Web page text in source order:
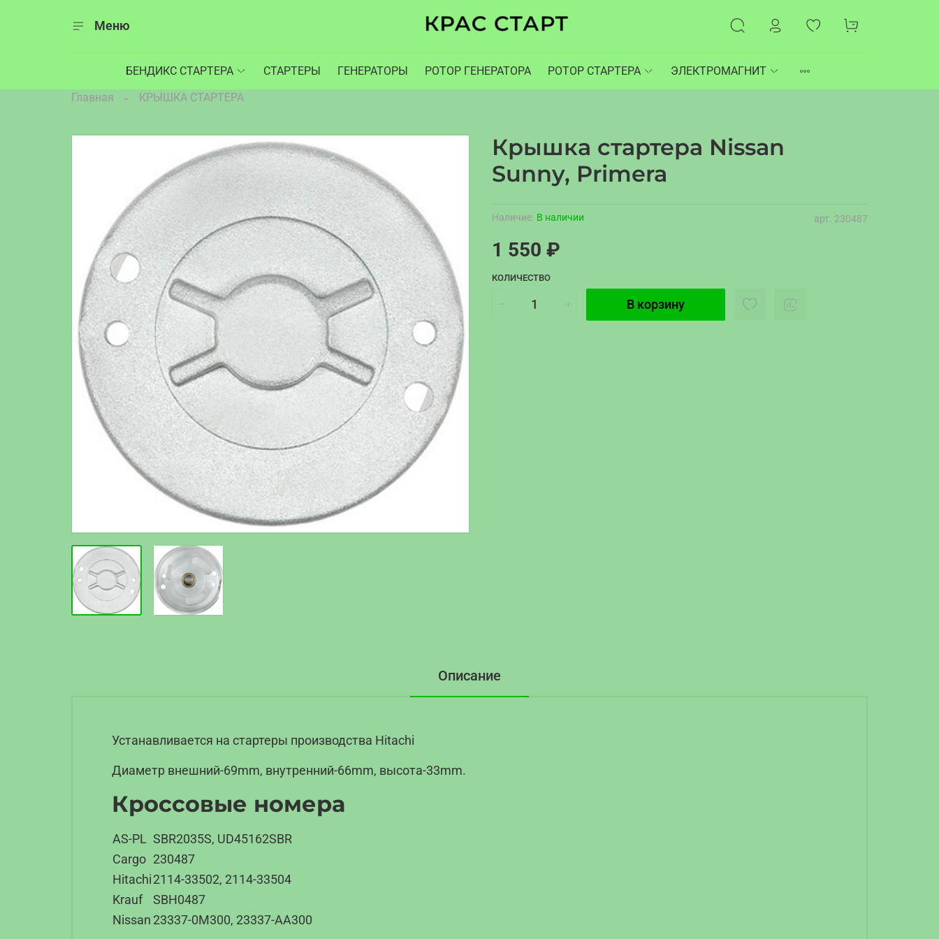
Меню
БЕНДИКС СТАРТЕРА СТАРТЕРЫ ГЕНЕРАТОРЫ РОТОР ГЕНЕРАТОРА РОТОР СТАРТЕРА
ЭЛЕКТРОМАГНИТ
Главная
КРЫШКА СТАРТЕРА
арт. 230487
Наличие: В наличии
Крышка стартера Nissan
Sunny, Primera
1 550 ₽
КОЛИЧЕСТВО
В корзину
Описание
Устанавливается на стартеры производства Hitachi
Диаметр внешний-69mm, внутренний-66mm, высота-33mm.
Кроссовые номера
AS-PL SBR2035S, UD45162SBR
Cargo 230487
Hitachi2114-33502, 2114-33504
Krauf
SBH0487
Nissan 23337-0M300, 23337-AA300